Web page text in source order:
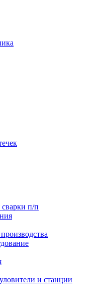
п/п
и станции